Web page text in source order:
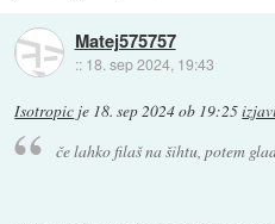
Matej575757
:: 18. sep 2024, 19:43
Isotropic je 18. sep 2024 ob 19:25
če lahko filaš na šihtu, potem